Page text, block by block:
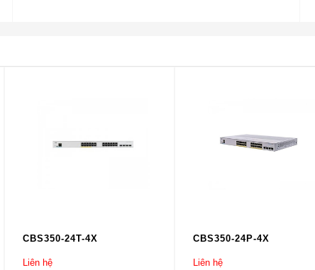
CBS350-24T-4X
Liên hệ
CBS350-24P-4X
Liên hệ